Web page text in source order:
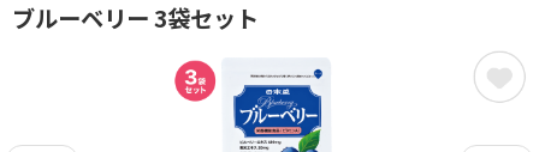
ブルーベリー 3袋セット